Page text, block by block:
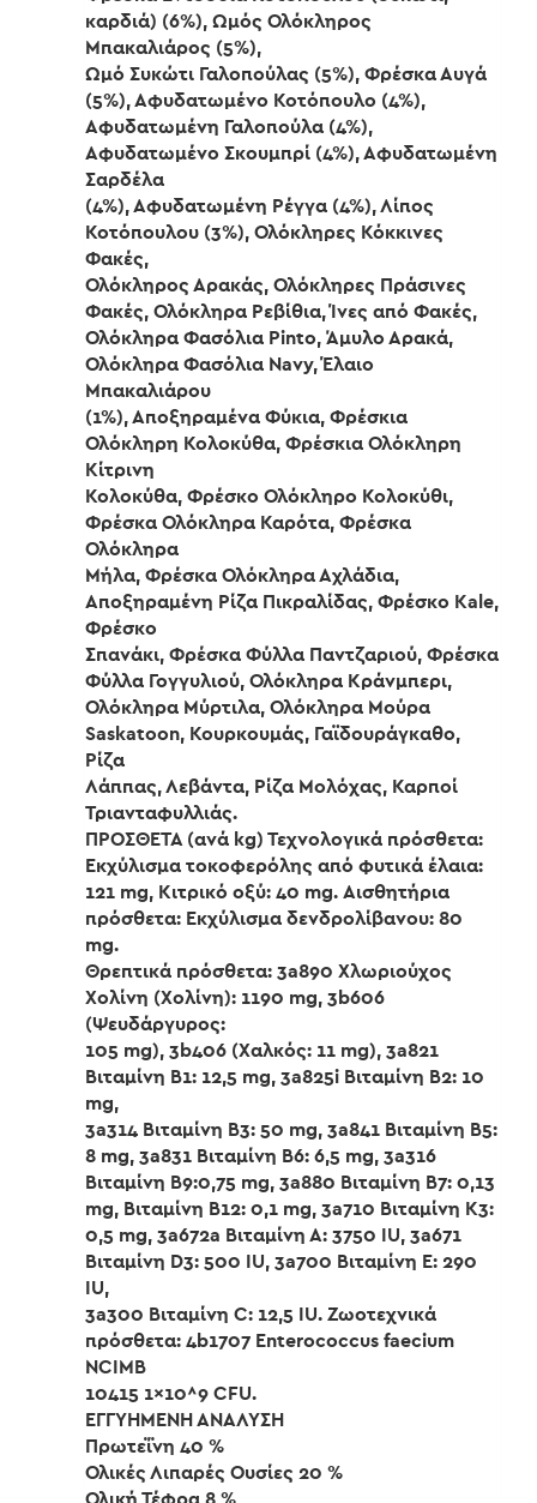
καρδιά) (6%), Ωμός Ολόκληρος
Μπακαλιάρος (5%),
Ωμό Συκώτι Γαλοπούλας (5%), Φρέσκα Αυγά
(5%), Αφυδατωμένο Κοτόπουλο (4%),
Αφυδατωμένη Γαλοπούλα (4%),
Αφυδατωμένο Σκουμπρί (4%), Αφυδατωμένη
Σαρδέλα
(4%), Αφυδατωμένη Ρέγγα (4%), Λίπος
Κοτόπουλου (3%), Ολόκληρες Κόκκινες
Φακές,
Ολόκληρος Αρακάς, Ολόκληρες Πράσινες
Φακές, Ολόκληρα Ρεβίθια, Ίνες από Φακές,
Ολόκληρα Φασόλια Pinto, Άμυλο Αρακά,
Ολόκληρα Φασόλια Navy, Έλαιο
Μπακαλιάρου
(1%), Αποξηραμένα Φύκια, Φρέσκια
Ολόκληρη Κολοκύθα, Φρέσκια Ολόκληρη
Κίτρινη
Κολοκύθα, Φρέσκο Ολόκληρο Κολοκύθι,
Φρέσκα Ολόκληρα Καρότα, Φρέσκα
Ολόκληρα
Μήλα, Φρέσκα Ολόκληρα Αχλάδια,
Αποξηραμένη Ρίζα Πικραλίδας, Φρέσκο Kale,
Φρέσκο
Σπανάκι, Φρέσκα Φύλλα Παντζαριού, Φρέσκα
Φύλλα Γογγυλιού, Ολόκληρα Κράνμπερι,
Ολόκληρα Μύρτιλα, Ολόκληρα Μούρα
Saskatoon, Κουρκουμάς, Γαϊδουράγκαθο,
Ρίζα
Λάππας, Λεβάντα, Ρίζα Μολόχας, Καρποί
Τριανταφυλλιάς.
ΠΡΟΣΘΕΤΑ (ανά kg) Τεχνολογικά πρόσθετα:
Εκχύλισμα τοκοφερόλης από φυτικά έλαια:
121 mg, Κιτρικό οξύ: 40 mg. Αισθητήρια
πρόσθετα: Εκχύλισμα δενδρολίβανου: 80
mg.
Θρεπτικά πρόσθετα: 3a890 Χλωριούχος
Χολίνη (Χολίνη): 1190 mg, 3b606
(Ψευδάργυρος:
105 mg), 3b406 (Χαλκός: 11 mg), 3a821
Βιταμίνη B1: 12,5 mg, 3a825i Βιταμίνη B2: 10
mg,
3a314 Βιταμίνη B3: 50 mg, 3a841 Βιταμίνη B5:
8 mg, 3a831 Βιταμίνη B6: 6,5 mg, 3a316
Βιταμίνη B9:0,75 mg, 3a880 Βιταμίνη B7: 0,13
mg, Βιταμίνη B12: 0,1 mg, 3a710 Βιταμίνη K3:
0,5 mg, 3a672a Βιταμίνη Α: 3750 IU, 3a671
Βιταμίνη D3: 500 IU, 3a700 Βιταμίνη E: 290
IU,
3a300 Βιταμίνη C: 12,5 IU. Ζωοτεχνικά
πρόσθετα: 4b1707 Enterococcus faecium
NCIMB
10415 1×10^9 CFU.
ΕΓΓΥΗΜΕΝΗ ΑΝΑΛΥΣΗ
Πρωτεΐνη 40 %
Ολικές Λιπαρές Ουσίες 20 %